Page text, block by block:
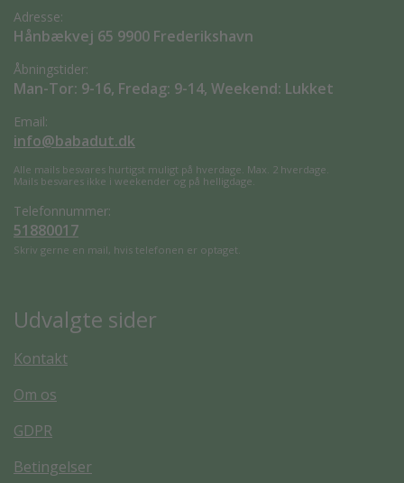
Adresse:
Hånbækvej 65 9900 Frederikshavn
Åbningstider:
Man-Tor: 9-16, Fredag: 9-14, Weekend: Lukket
Email:
info@babadut.dk
Alle mails besvares hurtigst muligt på hverdage. Max. 2 hverdage.
Mails besvares ikke i weekender og på helligdage.
Telefonnummer:
51880017
Skriv gerne en mail, hvis telefonen er optaget.
Udvalgte sider
Kontakt
Om os
GDPR
Betingelser